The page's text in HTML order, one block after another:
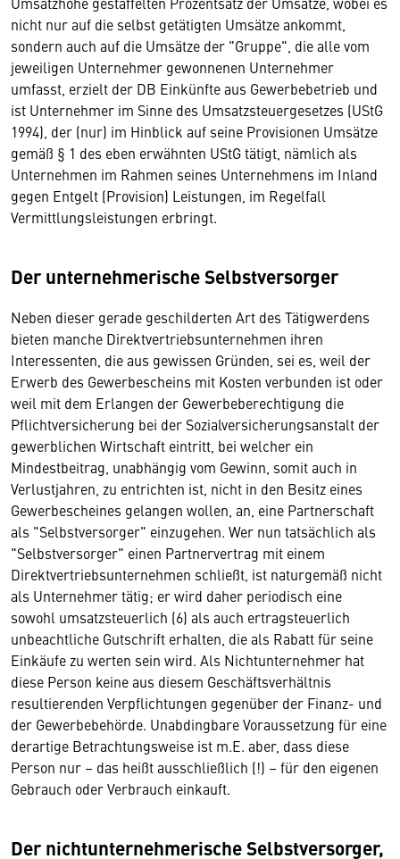
nicht nur auf die selbst getätigten Umsätze ankommt,
sondern auch auf die Umsätze der "Gruppe", die alle vom
jeweiligen Unternehmer gewonnenen Unternehmer
umfasst, erzielt der DB Einkünfte aus Gewerbebetrieb und
ist Unternehmer im Sinne des Umsatzsteuergesetzes (UStG
1994), der (nur) im Hinblick auf seine Provisionen Umsätze
gemäß § 1 des eben erwähnten UStG tätigt, nämlich als
Unternehmen im Rahmen seines Unternehmens im Inland
gegen Entgelt (Provision) Leistungen, im Regelfall
Vermittlungsleistungen erbringt.
Der unternehmerische Selbstversorger
Neben dieser gerade geschilderten Art des Tätigwerdens
bieten manche Direktvertriebsunternehmen ihren
Interessenten, die aus gewissen Gründen, sei es, weil der
Erwerb des Gewerbescheins mit Kosten verbunden ist oder
weil mit dem Erlangen der Gewerbeberechtigung die
Pflichtversicherung bei der Sozialversicherungsanstalt der
gewerblichen Wirtschaft eintritt, bei welcher ein
Mindestbeitrag, unabhängig vom Gewinn, somit auch in
Verlustjahren, zu entrichten ist, nicht in den Besitz eines
Gewerbescheines gelangen wollen, an, eine Partnerschaft
als "Selbstversorger" einzugehen. Wer nun tatsächlich als
"Selbstversorger" einen Partnervertrag mit einem
Direktvertriebsunternehmen schließt, ist naturgemäß nicht
als Unternehmer tätig; er wird daher periodisch eine
sowohl umsatzsteuerlich (6) als auch ertragsteuerlich
unbeachtliche Gutschrift erhalten, die als Rabatt für seine
Einkäufe zu werten sein wird. Als Nichtunternehmer hat
diese Person keine aus diesem Geschäftsverhältnis
resultierenden Verpflichtungen gegenüber der Finanz- und
der Gewerbebehörde. Unabdingbare Voraussetzung für eine
derartige Betrachtungsweise ist m.E. aber, dass diese
Person nur – das heißt ausschließlich (!) – für den eigenen
Gebrauch oder Verbrauch einkauft.
Der nichtunternehmerische Selbstversorger,